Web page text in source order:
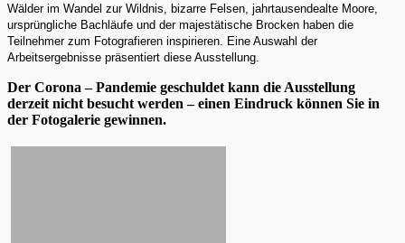
Wälder im Wandel zur Wildnis, bizarre Felsen, jahrtausendealte Moore,
ursprüngliche Bachläufe und der majestätische Brocken haben die
Teilnehmer zum Fotografieren inspirieren. Eine Auswahl der
Arbeitsergebnisse präsentiert diese Ausstellung.
Der Corona – Pandemie geschuldet kann die Ausstellung
derzeit nicht besucht werden – einen Eindruck können Sie in
der Fotogalerie gewinnen.